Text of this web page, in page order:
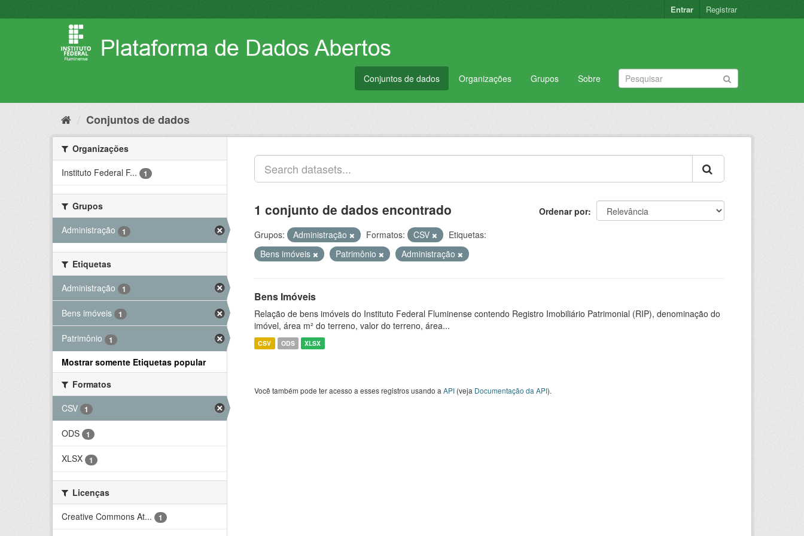
para
Entrar Registrar
Conjuntos de dados Organizações Grupos Sobre
Conjuntos de dados
Organizações
Instituto Federal F...
1
Grupos
Administração
1
Etiquetas
Administração
1
Bens imóveis 1
Patrimônio 1
Mostrar somente Etiquetas popular
Formatos
CSV
1
ODS 1
XLSX 1
Licenças
Creative Commons At...
1
Ordenar por
1 conjunto de dados encontrado
Grupos: Administração Formatos: CSV
Etiquetas:
Bens imóveis
Patrimônio Administração
Bens Imóveis
Relação de bens imóveis do Instituto Federal Fluminense contendo Registro Imobiliário Patrimonial (RIP), denominação do
imóvel, área m² do terreno, valor do terreno, área...
CSV ODS XLSX
Você também pode ter acesso a esses registros usando a API (veja Documentação da API).